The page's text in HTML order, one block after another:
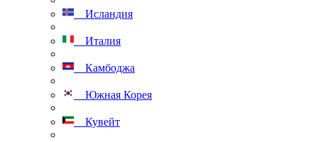
Исландия
Италия
Камбоджа
Южная Корея
Кувейт